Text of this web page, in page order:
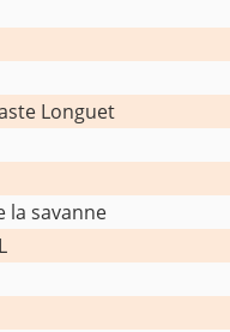
Longuet
la savanne